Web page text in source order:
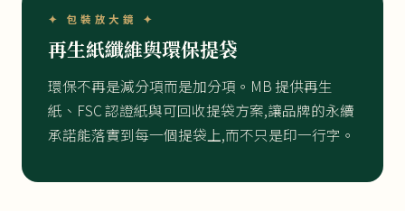
✦ 包裝放大鏡 ✦
再生紙纖維與環保提袋
環保不再是減分項而是加分項。MB 提供再生
紙、FSC 認證紙與可回收提袋方案,讓品牌的永續
承諾能落實到每一個提袋上,而不只是印一行字。